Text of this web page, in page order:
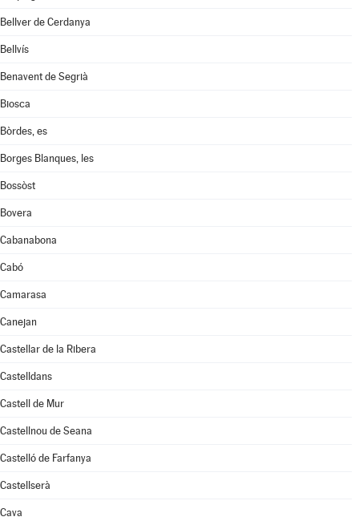
Bellver de Cerdanya
Bellvís
Benavent de Segrià
Biosca
Bòrdes, es
Borges Blanques, les
Bossòst
Bovera
Cabanabona
Cabó
Camarasa
Canejan
Castellar de la Ribera
Castelldans
Castell de Mur
Castellnou de Seana
Castelló de Farfanya
Castellserà
Cava